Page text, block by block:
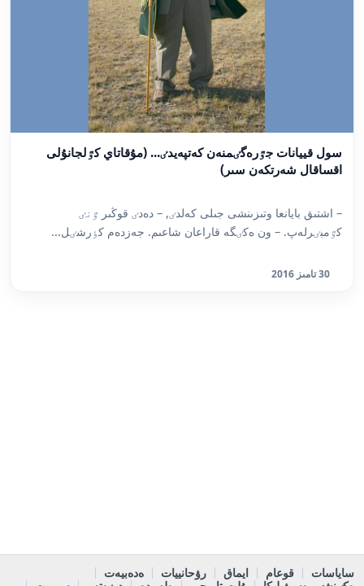
سول قييانات جٷرەگٸمنەن كەتپەيدٸ... (مۇقاتاي كٷلجانۇلى
اقساقال شەرتكەن سىر)
– اشتىق بايانعا وتىزىنشى جىلى كەلدٸ, – دەدٸ قوڭىر ٷنٸ
كٷمبٸرلەپ. – ون ەكٸگە قاراعان شاعىم. جەزدەم كٶرشٸل...
30 تامىز 2016
ساياسات قوعام ايماق رۋحانييات
ەدەبيەت